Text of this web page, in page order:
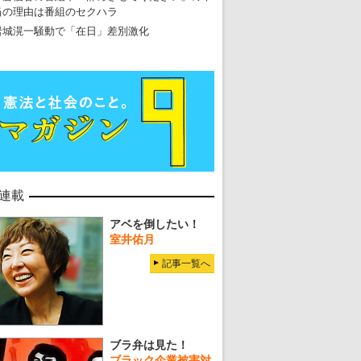
の理由は番組のセクハラ
城滉一騒動で「在日」差別激化
載
アベを倒したい！
室井佑月
記事一覧へ
ブラ弁は見た！